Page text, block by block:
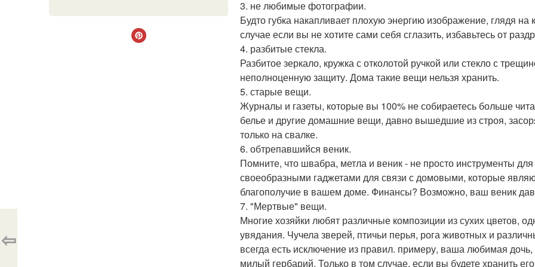
3. не любимые фотографии.
Будто губка накапливает плохую энергию изображение, глядя
случае если вы не хотите сами себя сглазить, избавьтесь от
4. разбитые стекла.
Разбитое зеркало, кружка с отколотой ручкой или стекло с
неполноценную защиту. Дома такие вещи нельзя хранить.
5. старые вещи.
Журналы и газеты, которые вы 100% не собираетесь больше
белье и другие домашние вещи, давно вышедшие из строя,
только на свалке.
6. обтрепавшийся веник.
Помните, что швабра, метла и веник - не просто инструменты
своеобразными гаджетами для связи с домовыми, которые
благополучие в вашем доме. Финансы? Возможно, ваш веник
7. "Мертвые" вещи.
Многие хозяйки любят различные композиции из сухих цветов,
увядания. Чучела зверей, птичьи перья, рога животных и
всегда есть исключение из правил. примеру, ваша любимая
милый гербарий. Только в том случае, если вы будете хранить
⇦